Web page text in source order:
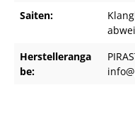
Saiten:
Herstelleranga
be: